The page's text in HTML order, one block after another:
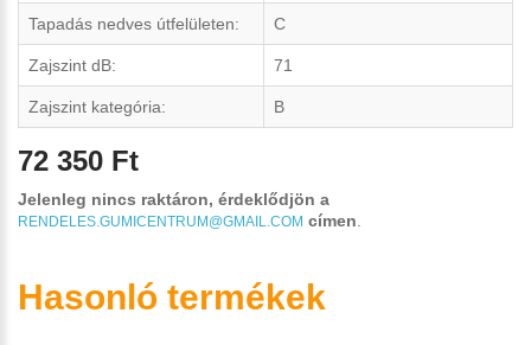
Tapadás nedves útfelületen: C
Zajszint dB: 71
Zajszint kategória: B
72 350 Ft
Jelenleg nincs raktáron, érdeklődjön a
RENDELES.GUMICENTRUM@GMAIL.COM címen.
Hasonló termékek